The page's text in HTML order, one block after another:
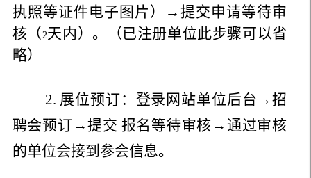
执照等证件电子图片）→提交申请等待审
核（ 2天内）。（已注册单位此步骤可以省
略）
2. 展位预订：登录网站单位后台→招
聘会预订→提交 报名等待审核→通过审核
的单位会接到参会信息。